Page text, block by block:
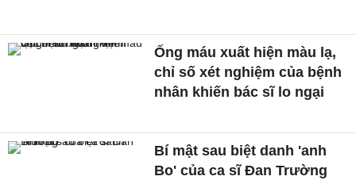
Ống máu xuất hiện màu lạ,
chỉ số xét nghiệm của bệnh
nhân khiến bác sĩ lo ngại
Bí mật sau biệt danh 'anh
Bo' của ca sĩ Đan Trường